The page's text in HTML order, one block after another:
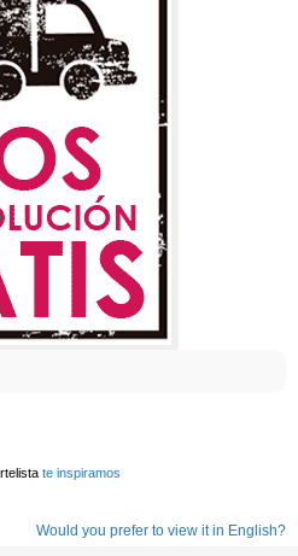
te inspiramos
Would you prefer to view it in English?